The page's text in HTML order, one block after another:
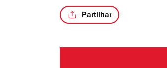
Partilhar